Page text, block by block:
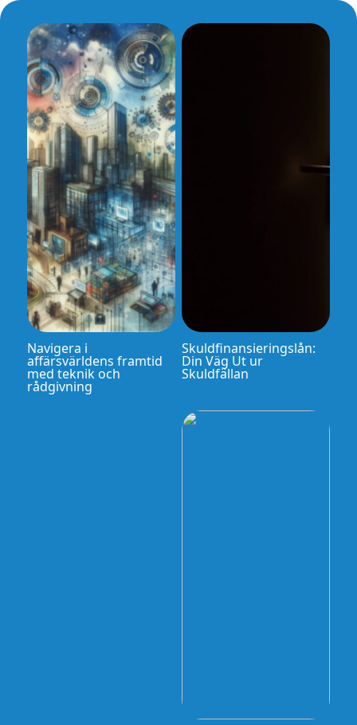
Navigera i
affärsvärldens framtid
med teknik och
rådgivning
Skuldfinansieringslån:
Din Väg Ut ur
Skuldfällan